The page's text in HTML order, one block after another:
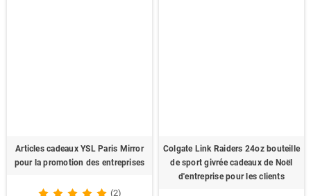
Articles cadeaux YSL Paris Mirror
pour la promotion des entreprises
(2)
Colgate Link Raiders 24oz bouteille
de sport givrée cadeaux de Noël
d'entreprise pour les clients